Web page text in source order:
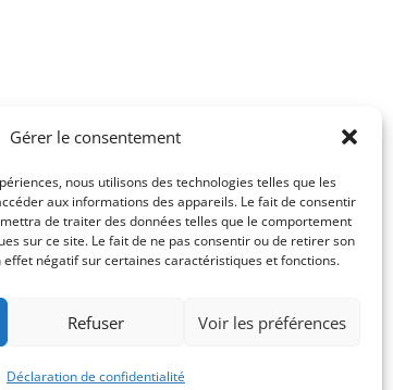
Gérer le consentement
nous utilisons des technologies telles que les
aux informations des appareils. Le fait de consentir
de traiter des données telles que le comportement
sur ce site. Le fait de ne pas consentir ou de retirer son
négatif sur certaines caractéristiques et fonctions.
Refuser Voir les préférences
Déclaration de confidentialité
Mentions légales